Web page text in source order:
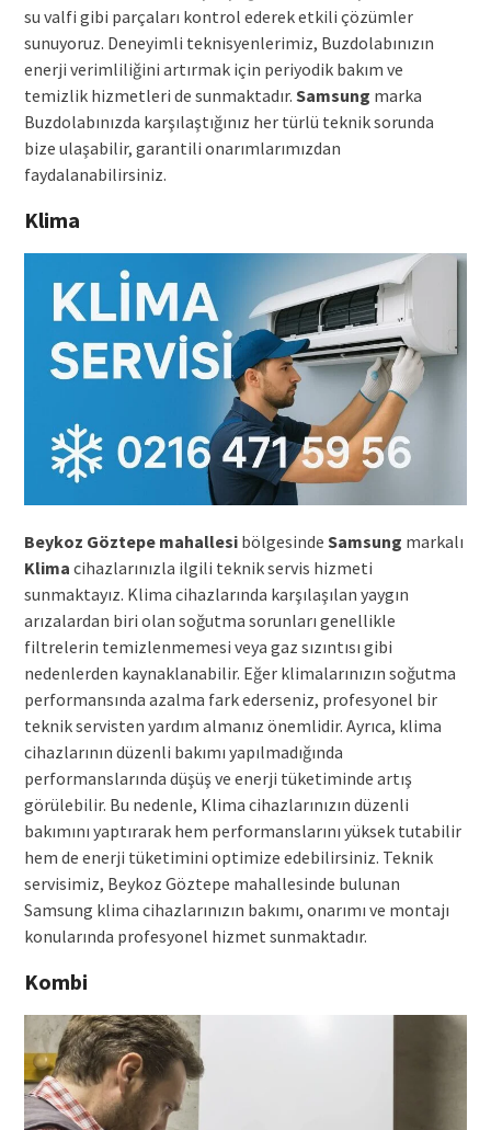
su valfi gibi parçaları kontrol ederek etkili çözümler
sunuyoruz. Deneyimli teknisyenlerimiz, Buzdolabınızın
enerji verimliliğini artırmak için periyodik bakım ve
temizlik hizmetleri de sunmaktadır. Samsung marka
Buzdolabınızda karşılaştığınız her türlü teknik sorunda
bize ulaşabilir, garantili onarımlarımızdan
faydalanabilirsiniz.
Klima
Beykoz Göztepe mahallesibölgesinde Samsung markalı
Klima cihazlarınızla ilgili teknik servis hizmeti
sunmaktayız. Klima cihazlarında karşılaşılan yaygın
arızalardan biri olan soğutma sorunları genellikle
filtrelerin temizlenmemesi veya gaz sızıntısı gibi
nedenlerden kaynaklanabilir. Eğer klimalarınızın soğutma
performansında azalma fark ederseniz, profesyonel bir
teknik servisten yardım almanız önemlidir. Ayrıca, klima
cihazlarının düzenli bakımı yapılmadığında
performanslarında düşüş ve enerji tüketiminde artış
görülebilir. Bu nedenle, Klima cihazlarınızın düzenli
bakımını yaptırarak hem performanslarını yüksek tutabilir
hem de enerji tüketimini optimize edebilirsiniz. Teknik
servisimiz, Beykoz Göztepe mahallesinde bulunan
Samsung klima cihazlarınızın bakımı, onarımı ve montajı
konularında profesyonel hizmet sunmaktadır.
Kombi